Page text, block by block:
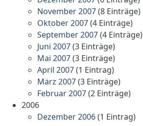
November 2007(8 Einträge)
Oktober 2007(4 Einträge)
September 2007(4 Einträge)
Juni 2007(3 Einträge)
Mai 2007(3 Einträge)
April 2007(1 Eintrag)
März 2007(3 Einträge)
Februar 2007(2 Einträge)
2006
Dezember 2006(1 Eintrag)